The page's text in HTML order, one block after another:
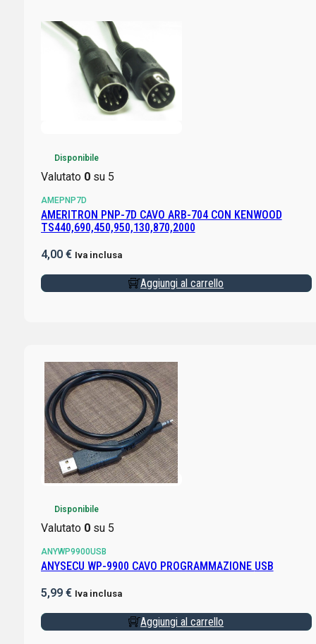
Disponibile
Valutato 0su 5
AMEPNP7D
AMERITRON PNP-7D CAVO ARB-704 CON KENWOOD
TS440,690,450,950,130,870,2000
4,00 € Iva inclusa
Aggiungi al carrello
Disponibile
Valutato 0su 5
ANYWP9900USB
ANYSECU WP-9900 CAVO PROGRAMMAZIONE USB
5,99 € Iva inclusa
Aggiungi al carrello